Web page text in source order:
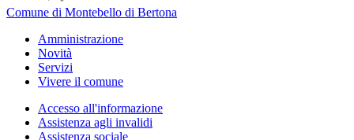
Comune di Montebello di Bertona
Amministrazione
Novità
Servizi
Vivere il comune
Accesso all'informazione
Assistenza agli invalidi
Assistenza sociale